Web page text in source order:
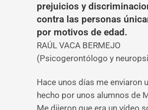
prejuicios y
contra las personas
por motivos de edad.
RAÚL VACA BERMEJO
(Psicogerontólogo y
Hace unos días me enviaron
hecho por unos alumnos de
Me dijeron que era un vídeo